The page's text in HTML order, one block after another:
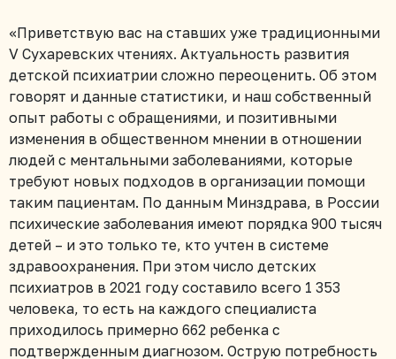
«Приветствую вас на ставших уже традиционными
V Сухаревских чтениях. Актуальность развития
детской психиатрии сложно переоценить. Об этом
говорят и данные статистики, и наш собственный
опыт работы с обращениями, и позитивными
изменения в общественном мнении в отношении
людей с ментальными заболеваниями, которые
требуют новых подходов в организации помощи
таким пациентам. По данным Минздрава, в России
психические заболевания имеют порядка 900 тысяч
детей – и это только те, кто учтен в системе
здравоохранения. При этом число детских
психиатров в 2021 году составило всего 1 353
человека, то есть на каждого специалиста
приходилось примерно 662 ребенка с
подтвержденным диагнозом. Острую потребность